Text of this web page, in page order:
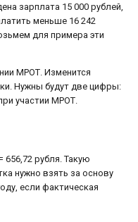
зарплата 15 000 рублей,
меньше 16 242
для примера эти
МРОТ. Изменится
Нужны будут две цифры:
участии МРОТ.
рубля. Такую
нужно взять за основу
если фактическая